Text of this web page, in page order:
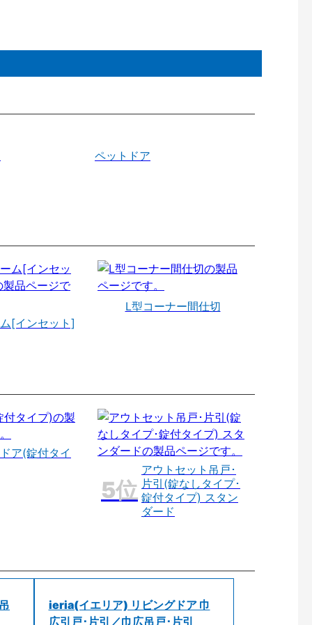
ペットドア
[インセット]
L型コーナー間仕切
ア(錠付タイ
アウトセット吊戸･
片引(錠なしタイプ･
錠付タイプ) スタン
ダード
ieria(イエリア) リビングドア 巾
広引戸･片引／巾広吊戸･片引